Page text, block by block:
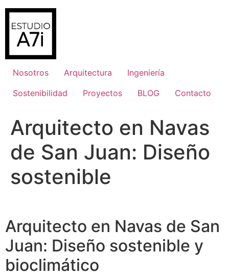
contenido
Nosotros Arquitectura
Ingeniería
Sostenibilidad
Proyectos BLOG Contacto
Arquitecto en Navas
de San Juan: Diseño
sostenible
Arquitecto en Navas de San
Juan: Diseño sostenible y
bioclimático